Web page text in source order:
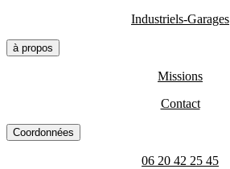
Industriels-Garages
à propos
Missions
Contact
Coordonnées
06 20 42 25 45